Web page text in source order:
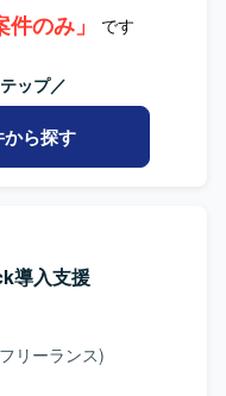
件のみ」 です
ップ／
ら探す
導入支援
リーランス)